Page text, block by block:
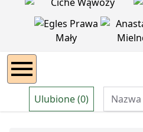
Ulubione (0)